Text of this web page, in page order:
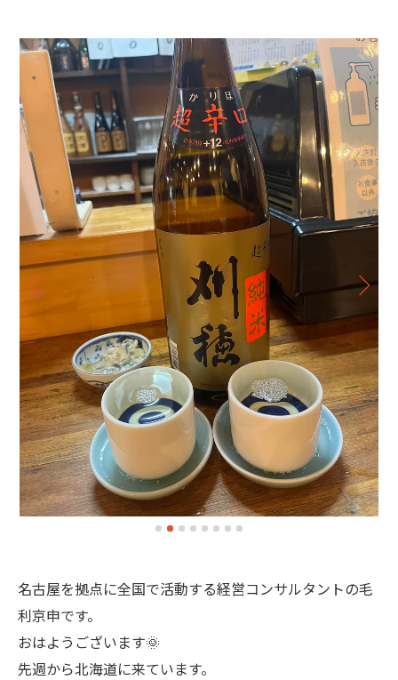
名古屋を拠点に全国で活動する経営コンサルタントの毛
利京申です。
おはようございます🌞
先週から北海道に来ています。